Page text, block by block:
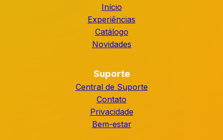
Início
Experiências
Catálogo
Novidades
Suporte
Central de Suporte
Contato
Privacidade
Bem-estar